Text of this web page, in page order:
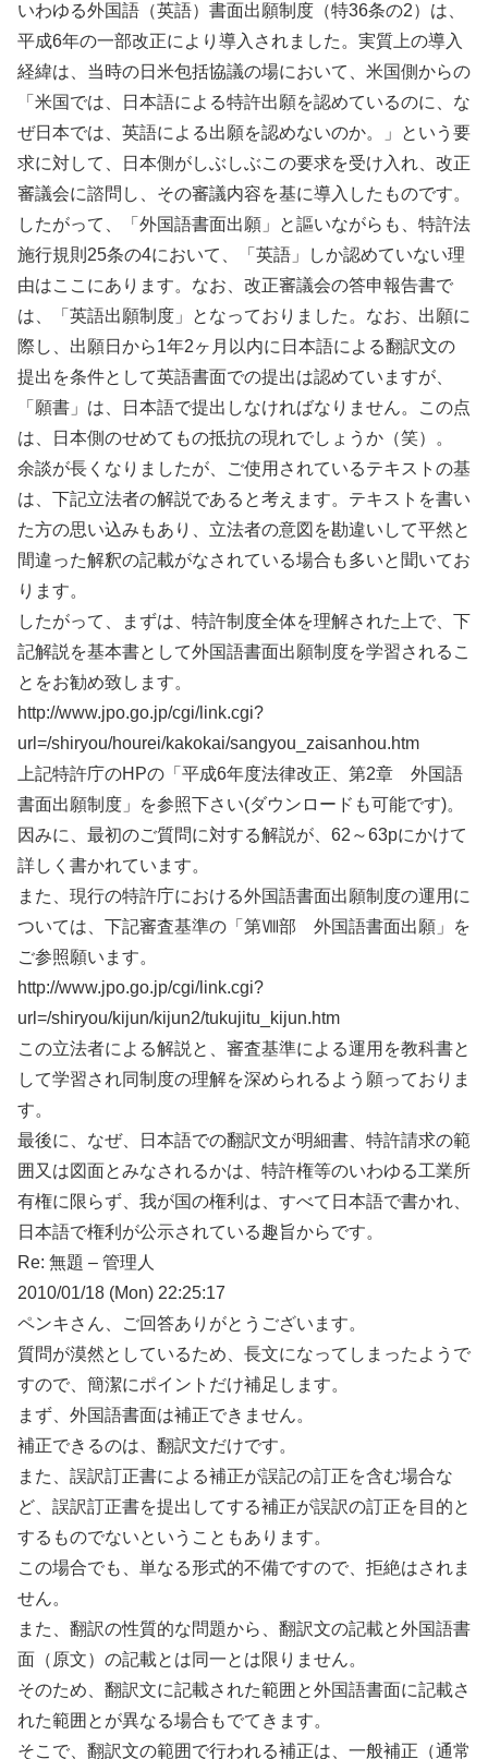
いわゆる外国語（英語）書面出願制度（特36条の2）は、
平成6年の一部改正により導入されました。実質上の導入
経緯は、当時の日米包括協議の場において、米国側からの
「米国では、日本語による特許出願を認めているのに、な
ぜ日本では、英語による出願を認めないのか。」という要
求に対して、日本側がしぶしぶこの要求を受け入れ、改正
審議会に諮問し、その審議内容を基に導入したものです。
したがって、「外国語書面出願」と謳いながらも、特許法
施行規則25条の4において、「英語」しか認めていない理
由はここにあります。なお、改正審議会の答申報告書で
は、「英語出願制度」となっておりました。なお、出願に
際し、出願日から1年2ヶ月以内に日本語による翻訳文の
提出を条件として英語書面での提出は認めていますが、
「願書」は、日本語で提出しなければなりません。この点
は、日本側のせめてもの抵抗の現れでしょうか（笑）。
余談が長くなりましたが、ご使用されているテキストの基
は、下記立法者の解説であると考えます。テキストを書い
た方の思い込みもあり、立法者の意図を勘違いして平然と
間違った解釈の記載がなされている場合も多いと聞いてお
ります。
したがって、まずは、特許制度全体を理解された上で、下
記解説を基本書として外国語書面出願制度を学習されるこ
とをお勧め致します。
http://www.jpo.go.jp/cgi/link.cgi?
url=/shiryou/hourei/kakokai/sangyou_zaisanhou.htm
上記特許庁のHPの「平成6年度法律改正、第2章 外国語
書面出願制度」を参照下さい(ダウンロードも可能です)。
因みに、最初のご質問に対する解説が、62～63pにかけて
詳しく書かれています。
また、現行の特許庁における外国語書面出願制度の運用に
ついては、下記審査基準の「第Ⅷ部 外国語書面出願」を
ご参照願います。
http://www.jpo.go.jp/cgi/link.cgi?
url=/shiryou/kijun/kijun2/tukujitu_kijun.htm
この立法者による解説と、審査基準による運用を教科書と
して学習され同制度の理解を深められるよう願っておりま
す。
最後に、なぜ、日本語での翻訳文が明細書、特許請求の範
囲又は図面とみなされるかは、特許権等のいわゆる工業所
有権に限らず、我が国の権利は、すべて日本語で書かれ、
日本語で権利が公示されている趣旨からです。
Re: 無題 – 管理人
2010/01/18 (Mon) 22:25:17
ペンキさん、ご回答ありがとうございます。
質問が漠然としているため、長文になってしまったようで
すので、簡潔にポイントだけ補足します。
まず、外国語書面は補正できません。
補正できるのは、翻訳文だけです。
また、誤訳訂正書による補正が誤記の訂正を含む場合な
ど、誤訳訂正書を提出してする補正が誤訳の訂正を目的と
するものでないということもあります。
この場合でも、単なる形式的不備ですので、拒絶はされま
せん。
また、翻訳の性質的な問題から、翻訳文の記載と外国語書
面（原文）の記載とは同一とは限りません。
そのため、翻訳文に記載された範囲と外国語書面に記載さ
れた範囲とが異なる場合もでてきます。
そこで、翻訳文の範囲で行われる補正は、一般補正（通常